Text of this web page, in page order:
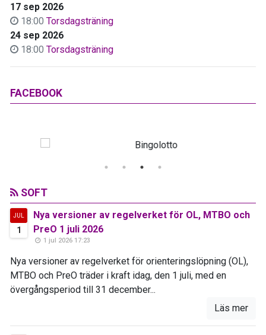
17 sep 2026
18:00 Torsdagsträning
24 sep 2026
18:00 Torsdagsträning
FACEBOOK
SOFT
JUL
1
Nya versioner av regelverket för OL, MTBO och
PreO 1 juli 2026
1 jul 2026 17:23
Nya versioner av regelverket för orienteringslöpning (OL),
MTBO och PreO träder i kraft idag, den 1 juli, med en
övergångsperiod till 31 december...
Läs mer